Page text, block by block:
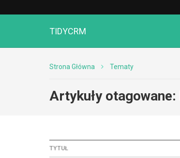
TIDYCRM
Strona Główna Tematy
Artykuły otagowane:
TYTUŁ